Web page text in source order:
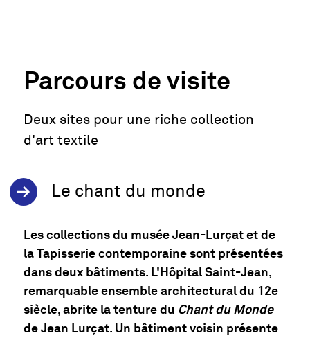
Parcours de visite
Deux sites pour une riche collection
d'art textile
Le chant du monde
Les collections du musée Jean-Lurçat et de
la Tapisserie contemporaine sont présentées
dans deux bâtiments. L'Hôpital Saint-Jean,
remarquable ensemble architectural du 12e
siècle, abrite la tenture du Chant du Monde
de Jean Lurçat. Un bâtiment voisin présente